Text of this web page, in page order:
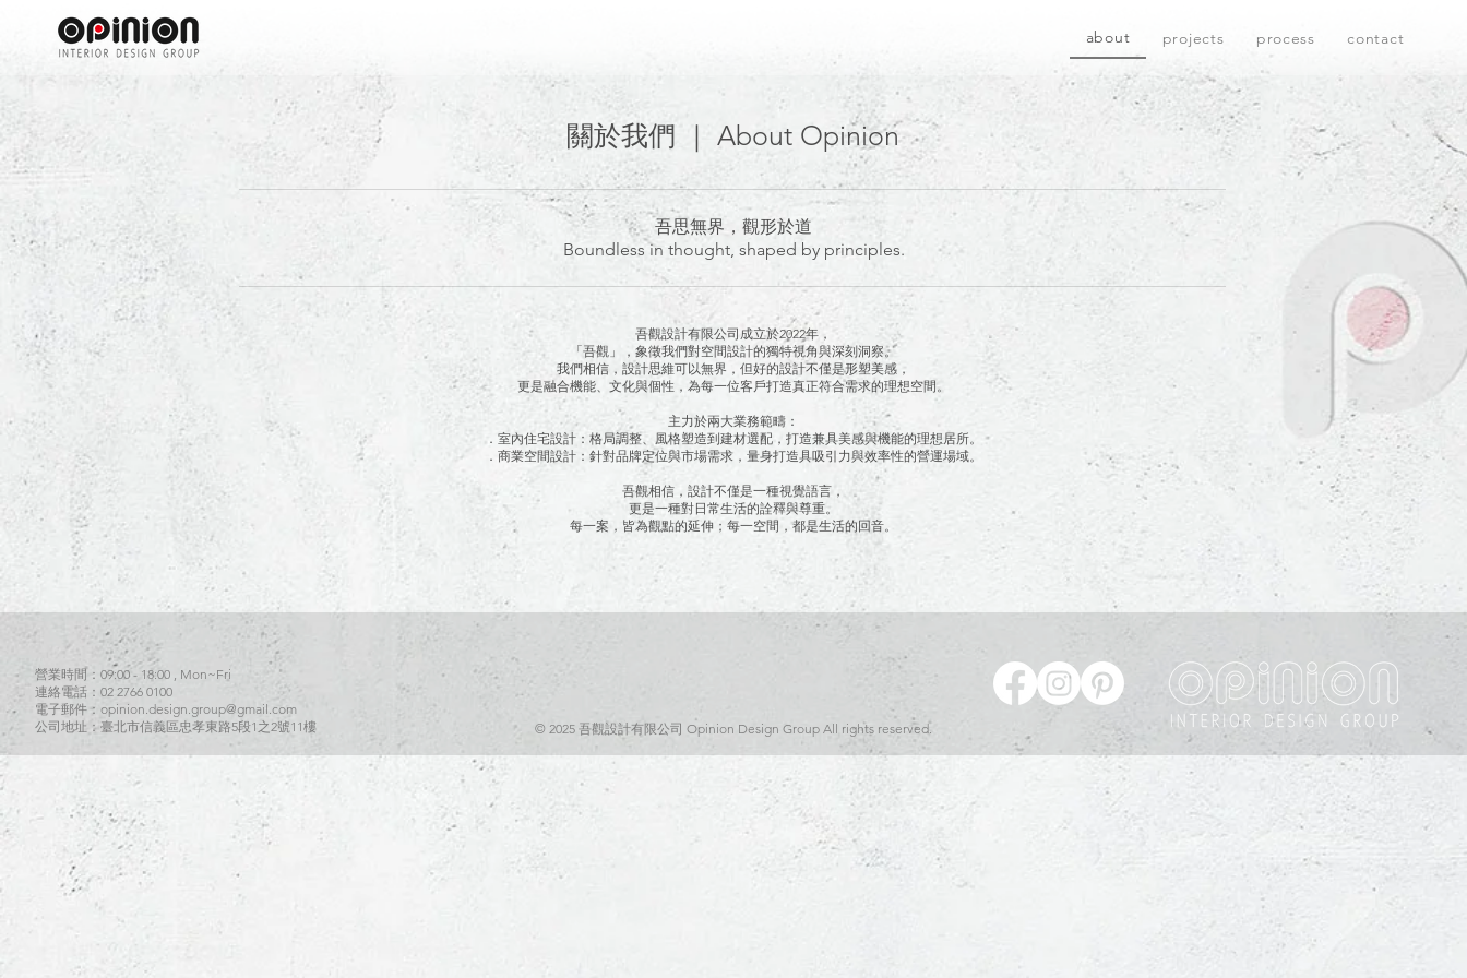
about projects process contact
關於我們 ｜ About Opinion
吾思無界，觀形於道
Boundless in thought, shaped by principles.
吾觀設計有限公司成立於2022年，
「吾觀」，象徵我們對空間設計的獨特視角與深刻洞察。
我們相信，設計思維可以無界，但好的設計不僅是形塑美感，
更是融合機能、文化與個性，為每一位客戶打造真正符合需求的理想空間。
主力於兩大業務範疇：
．室內住宅設計：格局調整、風格塑造到建材選配，打造兼具美感與機能的理想居所。
．商業空間設計：針對品牌定位與市場需求，量身打造具吸引力與效率性的營運場域。
吾觀相信，設計不僅是一種視覺語言，
更是一種對日常生活的詮釋與尊重。
每一案，皆為觀點的延伸；每一空間，都是生活的回音。
營業時間：09:00 - 18:00 , Mon~Fri
連絡電話：02 2766 0100
電子郵件：opinion.design.group@gmail.com
​公司地址：臺北市信義區忠孝東路5段1之2號11樓
​© 2025 吾觀設計有限公司 Opinion Design Group All rights reserved.